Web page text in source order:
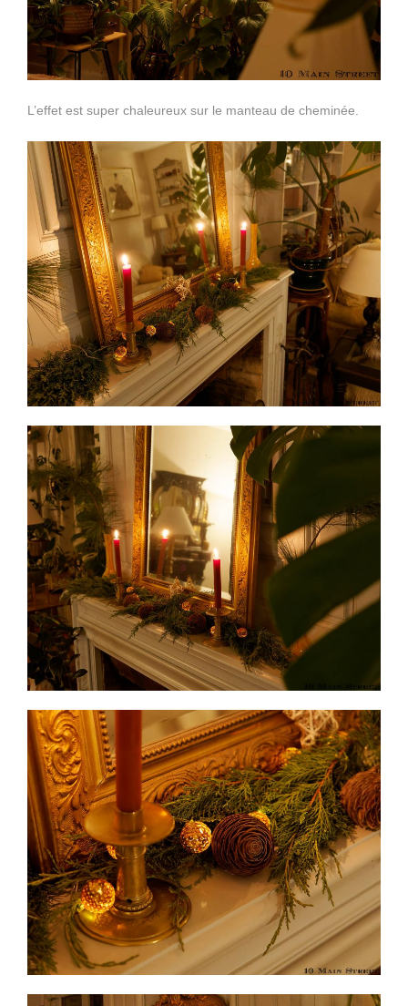
L’effet est super chaleureux sur le manteau de cheminée.